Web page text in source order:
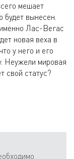
мешает
будет вынесен.
Лас-Вегас
новая веха в
у него и его
Неужели мировая
свой статус?